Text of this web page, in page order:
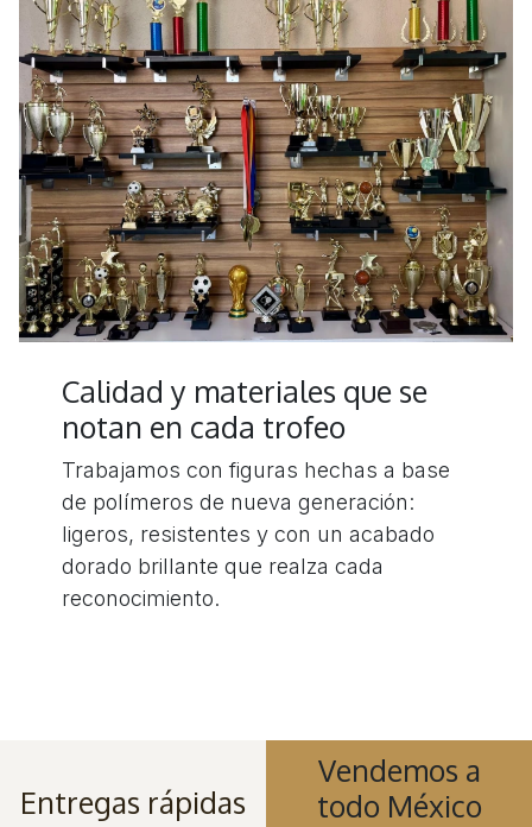
Calidad y materiales que se
notan en cada trofeo
Trabajamos con figuras hechas a base
de polímeros de nueva generación:
ligeros, resistentes y con un acabado
dorado brillante que realza cada
reconocimiento.
Entregas rápidas
Vendemos a
todo México